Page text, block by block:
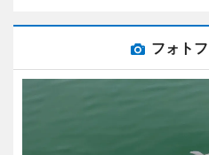
フォト